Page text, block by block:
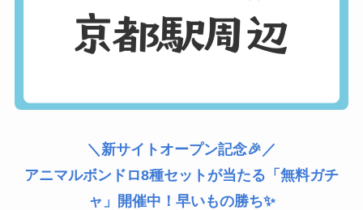
＼新サイトオープン記念🎉／
アニマルボンドロ8種セットが当たる「無料ガチ
ャ」開催中！早いもの勝ち✨